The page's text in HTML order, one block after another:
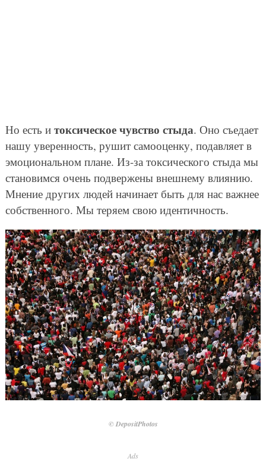
Но есть и токсическое чувство стыда. Оно съедает
нашу уверенность, рушит самооценку, подавляет в
эмоциональном плане. Из-за токсического стыда мы
становимся очень подвержены внешнему влиянию.
Мнение других людей начинает быть для нас важнее
собственного. Мы теряем свою идентичность.
© DepositPhotos
Ads